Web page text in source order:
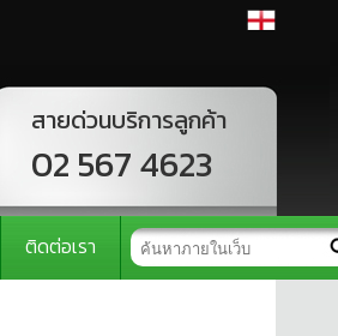
สายด่วนบริการลูกค้า
02 567 4623
ติดต่อเรา